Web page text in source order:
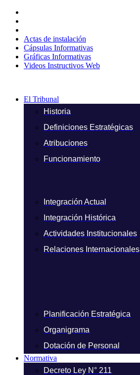
contenido
Actas de instalación
Cápsulas Informativas
Gráficas Informativas
Videos Instructivos Web
El Tribunal
Historia
Definiciones Estratégicas
Atribuciones
Funcionamiento
Integración Actual
Integración Histórica
Actividades Institucionales
Relaciones Internacionales
Planificación Estratégica
Organigrama
Dotación de Personal
Normativa
Decreto Ley N° 211